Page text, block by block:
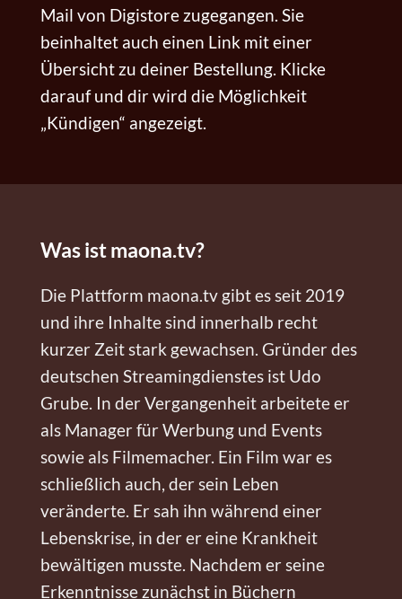
Mail von Digistore zugegangen. Sie
beinhaltet auch einen Link mit einer
Übersicht zu deiner Bestellung. Klicke
darauf und dir wird die Möglichkeit
„Kündigen“ angezeigt.
Was ist maona.tv?
Die Plattform maona.tv gibt es seit 2019
und ihre Inhalte sind innerhalb recht
kurzer Zeit stark gewachsen. Gründer des
deutschen Streamingdienstes ist Udo
Grube. In der Vergangenheit arbeitete er
als Manager für Werbung und Events
sowie als Filmemacher. Ein Film war es
schließlich auch, der sein Leben
veränderte. Er sah ihn während einer
Lebenskrise, in der er eine Krankheit
bewältigen musste. Nachdem er seine
Erkenntnisse zunächst in Büchern